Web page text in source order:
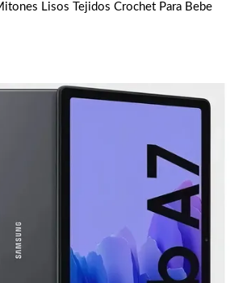
Lisos Tejidos Crochet Para Bebe